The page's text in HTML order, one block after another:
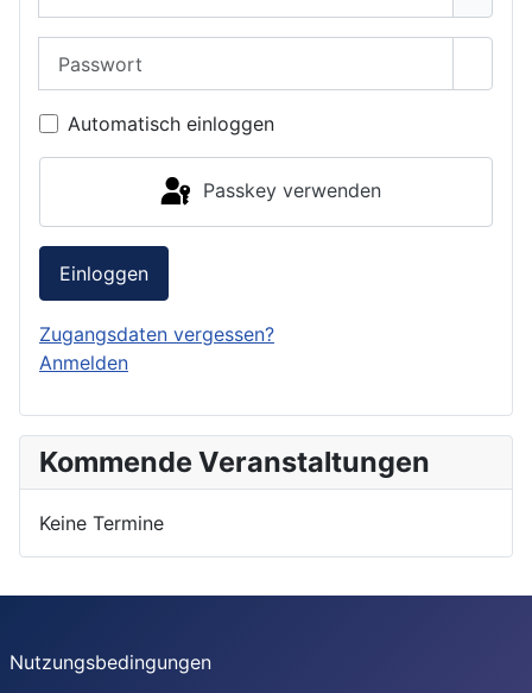
Automatisch einloggen
Passkey verwenden
Einloggen
Zugangsdaten vergessen?
Anmelden
Kommende Veranstaltungen
Keine Termine
Nutzungsbedingungen